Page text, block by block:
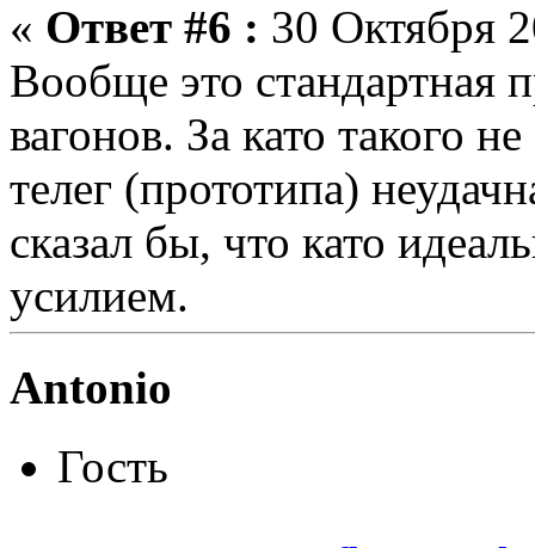
« Ответ #6 : 30 Октября
Вообще это стандартная
вагонов. За като такого
телег (прототипа)
сказал бы, что като
усилием.
Antonio
Гость